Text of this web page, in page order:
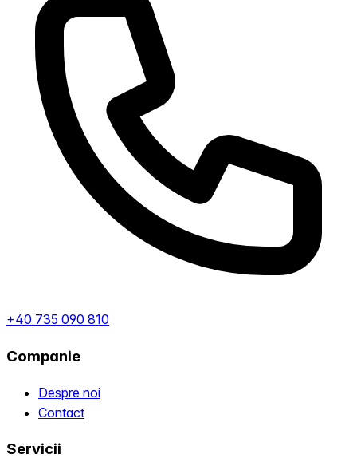
+40 735 090 810
Companie
Despre noi
Contact
Servicii